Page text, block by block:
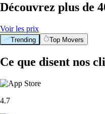
Découvrez plus de
Voir les prix
Trending Top Movers
Ce que disent nos
4.7